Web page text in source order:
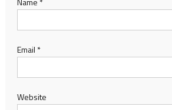
Email *
Website